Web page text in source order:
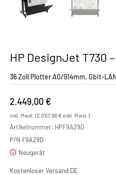
HP DesignJet T730
36 Zoll Plotter A0/914mm, Gbit-
2.449,00 €
inkl. Mwst. (2.057,98€exkl. Mwst.)
Artikelnummer: HPF9A29D
P/N F9A29D
Neugerät
Kostenloser Versand DE